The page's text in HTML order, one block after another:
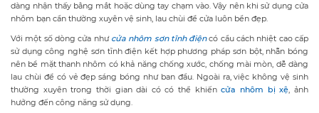
dàng nhận thấy bằng mắt hoặc dùng tay chạm vào. Vậy nên khi sử dụng cửa
nhôm bạn cần thường xuyên vệ sinh, lau chùi để cửa luôn bền đẹp.
Với một số dòng cửa như cửa nhôm sơn tĩnh điệncó cầu cách nhiệt cao cấp
sử dụng công nghệ sơn tĩnh điện kết hợp phương pháp sơn bột, nhẵn bóng
nên bề mặt thanh nhôm có khả năng chống xước, chống mài mòn, dễ dàng
lau chùi để có vẻ đẹp sáng bóng như ban đầu. Ngoài ra, việc không vệ sinh
thường xuyên trong thời gian dài có có thể khiếncửa nhôm bị xệ, ảnh
hưởng đến công năng sử dụng.